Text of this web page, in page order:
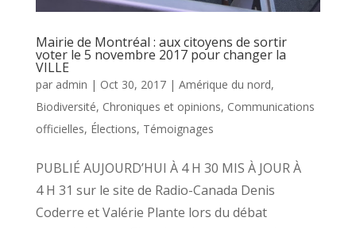
Mairie de Montréal : aux citoyens de sortir
voter le 5 novembre 2017 pour changer la
VILLE
par admin | Oct 30, 2017| Amérique du nord,
Biodiversité, Chroniques et opinions, Communications
officielles, Élections, Témoignages
PUBLIÉ AUJOURD’HUI À 4 H 30 MIS À JOUR À
4 H 31 sur le site de Radio-Canada Denis
Coderre et Valérie Plante lors du débat